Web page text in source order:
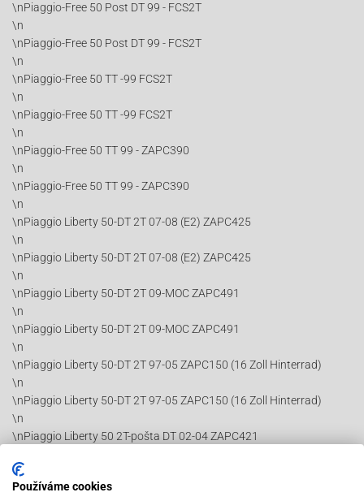
\nPiaggio-Free 50 Post DT 99 - FCS2T
\n
\nPiaggio-Free 50 Post DT 99 - FCS2T
\n
\nPiaggio-Free 50 TT -99 FCS2T
\n
\nPiaggio-Free 50 TT -99 FCS2T
\n
\nPiaggio-Free 50 TT 99 - ZAPC390
\n
\nPiaggio-Free 50 TT 99 - ZAPC390
\n
\nPiaggio Liberty 50-DT 2T 07-08 (E2) ZAPC425
\n
\nPiaggio Liberty 50-DT 2T 07-08 (E2) ZAPC425
\n
\nPiaggio Liberty 50-DT 2T 09-MOC ZAPC491
\n
\nPiaggio Liberty 50-DT 2T 09-MOC ZAPC491
\n
\nPiaggio Liberty 50-DT 2T 97-05 ZAPC150 (16 Zoll Hinterrad)
\n
\nPiaggio Liberty 50-DT 2T 97-05 ZAPC150 (16 Zoll Hinterrad)
\n
\nPiaggio Liberty 50 2T-pošta DT 02-04 ZAPC421
\nPiaggio Liberty 50 2T-pošta DT 02-04 ZAPC421
\n
Používáme cookies